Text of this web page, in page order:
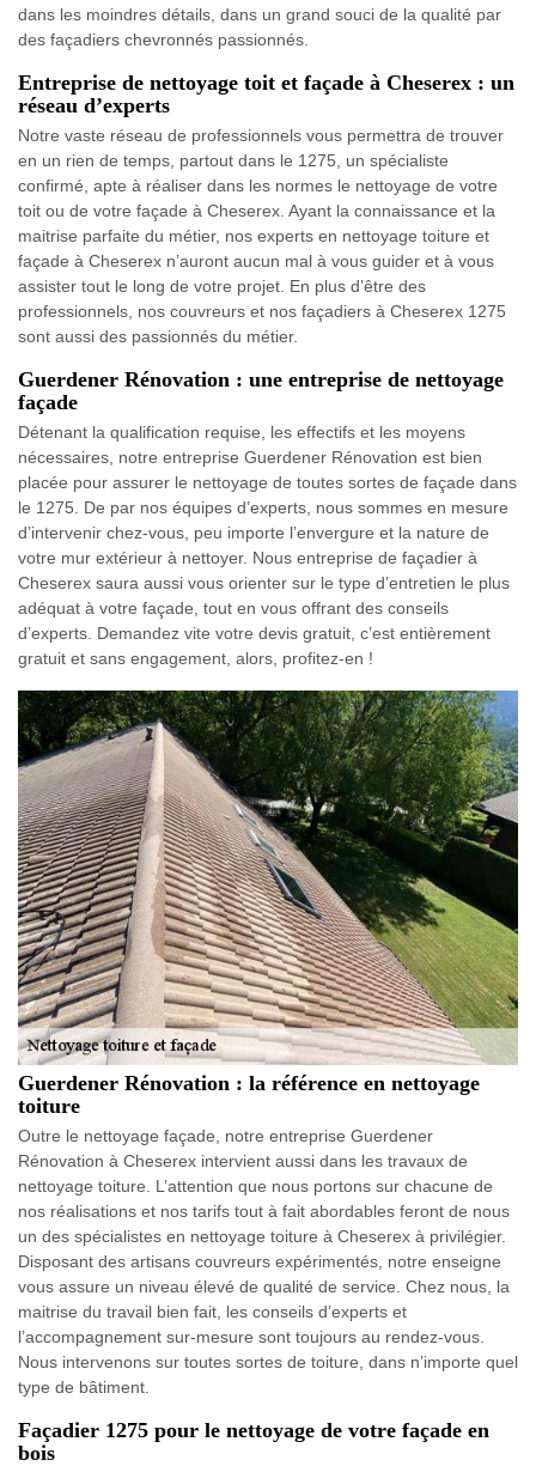
dans les moindres détails, dans un grand souci de la qualité par
des façadiers chevronnés passionnés.
Entreprise de nettoyage toit et façade à Cheserex : un
réseau d’experts
Notre vaste réseau de professionnels vous permettra de trouver
en un rien de temps, partout dans le 1275, un spécialiste
confirmé, apte à réaliser dans les normes le nettoyage de votre
toit ou de votre façade à Cheserex. Ayant la connaissance et la
maitrise parfaite du métier, nos experts en nettoyage toiture et
façade à Cheserex n’auront aucun mal à vous guider et à vous
assister tout le long de votre projet. En plus d’être des
professionnels, nos couvreurs et nos façadiers à Cheserex 1275
sont aussi des passionnés du métier.
Guerdener Rénovation : une entreprise de nettoyage
façade
Détenant la qualification requise, les effectifs et les moyens
nécessaires, notre entreprise Guerdener Rénovation est bien
placée pour assurer le nettoyage de toutes sortes de façade dans
le 1275. De par nos équipes d’experts, nous sommes en mesure
d’intervenir chez-vous, peu importe l’envergure et la nature de
votre mur extérieur à nettoyer. Nous entreprise de façadier à
Cheserex saura aussi vous orienter sur le type d’entretien le plus
adéquat à votre façade, tout en vous offrant des conseils
d’experts. Demandez vite votre devis gratuit, c’est entièrement
gratuit et sans engagement, alors, profitez-en !
Guerdener Rénovation : la référence en nettoyage
toiture
Outre le nettoyage façade, notre entreprise Guerdener
Rénovation à Cheserex intervient aussi dans les travaux de
nettoyage toiture. L’attention que nous portons sur chacune de
nos réalisations et nos tarifs tout à fait abordables feront de nous
un des spécialistes en nettoyage toiture à Cheserex à privilégier.
Disposant des artisans couvreurs expérimentés, notre enseigne
vous assure un niveau élevé de qualité de service. Chez nous, la
maitrise du travail bien fait, les conseils d’experts et
l’accompagnement sur-mesure sont toujours au rendez-vous.
Nous intervenons sur toutes sortes de toiture, dans n’importe quel
type de bâtiment.
Façadier 1275 pour le nettoyage de votre façade en
bois